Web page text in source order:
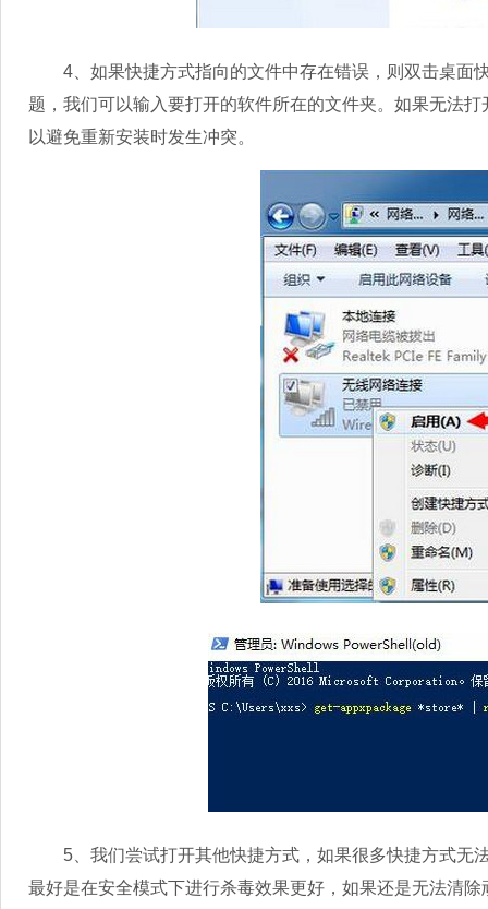
4、如果快捷方式指向的文件中存在错误，则双击桌面
题，我们可以输入要打开的软件所在的文件夹。如果无法
以避免重新安装时发生冲突。
5、我们尝试打开其他快捷方式，如果很多快捷方式无
最好是在安全模式下进行杀毒效果更好，如果还是无法清